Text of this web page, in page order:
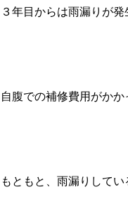
３年目からは雨漏りが
自腹での補修費用がかか
もともと、雨漏りして